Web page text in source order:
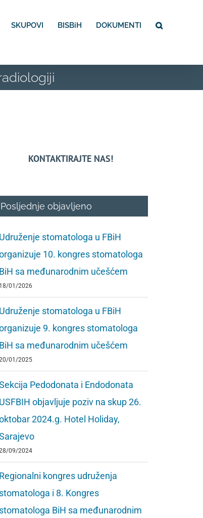
SKUPOVI BISBiH DOKUMENTI
KONTAKTIRAJTE NAS!
Posljednje objavljeno
Udruženje stomatologa u FBiH
10. kongres stomatologa
BiH sa međunarodnim učešćem
18/01/2026
Udruženje stomatologa u FBiH
9. kongres stomatologa
BiH sa međunarodnim učešćem
01/2025
Pedodonata i Endodonata
USFBIH objavljuje poziv na skup 26.
2024.g. Hotel Holiday,
09/2024
Regionalni kongres udruženja
stomatologa i 8. Kongres
stomatologa BiH sa međunarodnim